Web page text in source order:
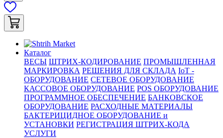
Каталог
ВЕСЫ ШТРИХ-КОДИРОВАНИЕ ПРОМЫШЛЕННАЯ
МАРКИРОВКА РЕШЕНИЯ ДЛЯ СКЛАДА IoT -
ОБОРУДОВАНИЕ СЕТЕВОЕ ОБОРУДОВАНИЕ
КАССОВОЕ ОБОРУДОВАНИЕ POS ОБОРУДОВАНИЕ
ПРОГРАММНОЕ ОБЕСПЕЧЕНИЕ БАНКОВСКОЕ
ОБОРУДОВАНИЕ РАСХОДНЫЕ МАТЕРИАЛЫ
БАКТЕРИЦИДНОЕ ОБОРУДОВАНИЕ и
УСТАНОВКИ РЕГИСТРАЦИЯ ШТРИХ-КОДА
УСЛУГИ